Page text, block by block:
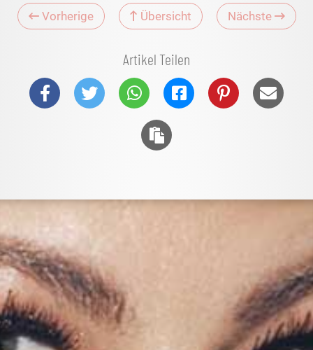
Vorherige Übersicht Nächste
Artikel Teilen